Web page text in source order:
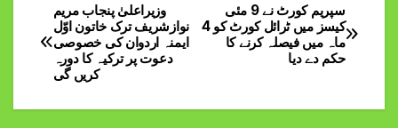
Post
navigation
سپریم کورٹ نے 9 مئی
کیسز میں ٹرائل کورٹ کو 4
ماہ میں فیصلہ کرنے کا
حکم دے دیا
وزیراعلیٰ پنجاب مریم
نوازشریف ترک خاتون اوّل
ایمنہ اردوان کی خصوصی
دعوت پر ترکیہ کا دورہ
کریں گی